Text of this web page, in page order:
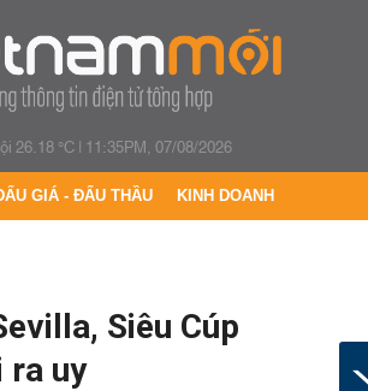
26.18 °C| 11:35PM, 07/08/2026
GIÁ - ĐẤU THẦU KINH DOANH
Siêu Cúp
ra uy